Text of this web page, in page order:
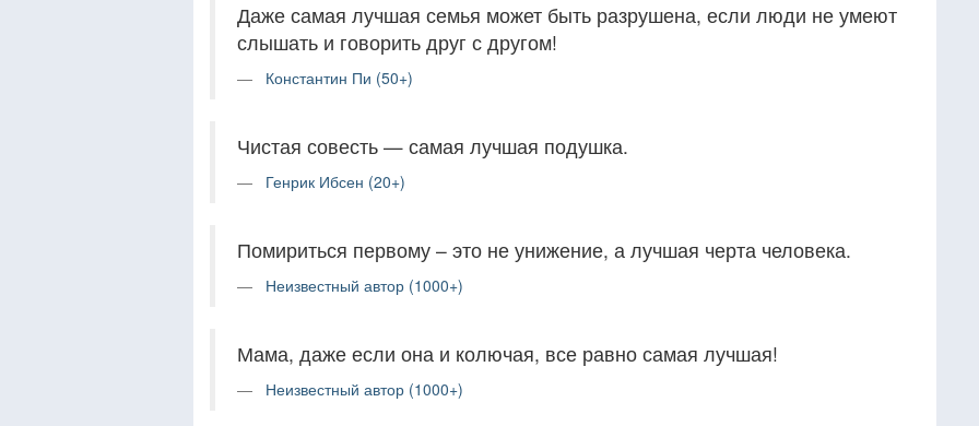
Даже самая лучшая семья может быть разрушена, если люди не умеют
слышать и говорить друг с другом!
Константин Пи (50+)
Чистая совесть — самая лучшая подушка.
Генрик Ибсен (20+)
Помириться первому – это не унижение, а лучшая черта человека.
Неизвестный автор (1000+)
Мама, даже если она и колючая, все равно самая лучшая!
Неизвестный автор (1000+)